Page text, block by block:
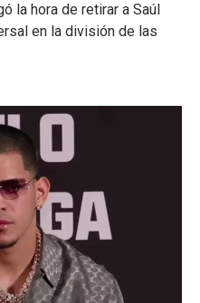
la hora de retirar a Saúl
en la división de las